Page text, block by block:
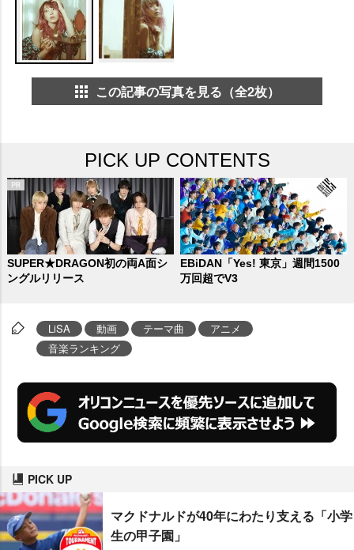
この記事の写真を見る（全2枚）
PICK UP CONTENTS
SUPER★DRAGON初の両A面シ
ングルリリース
EBiDAN「Yes! 東京」週間1500
万回超でV3
LiSA 動画 テーマ曲
アニメ
音楽ランキング
PICK UP
マクドナルドが40年にわたり支える「小学
生の甲子園」